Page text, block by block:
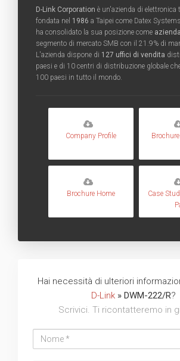
D-Link Corporation è un'azienda di elettronica
fondata nel 1986 a Taipei come Datex
ha consolidato la sua posizione come
segmento di mercato SMB con il 21.9% di
L'azienda dispone di 127 uffici di vendita
paesi e di 10 centri di distribuzione globale
100 paesi in tutto il mondo.
Company Profile
Brochure Home
Case
Hai necessità di ulteriori
D-Link » DWM-222/R?
Scrivici. Ti ricontatteremo in